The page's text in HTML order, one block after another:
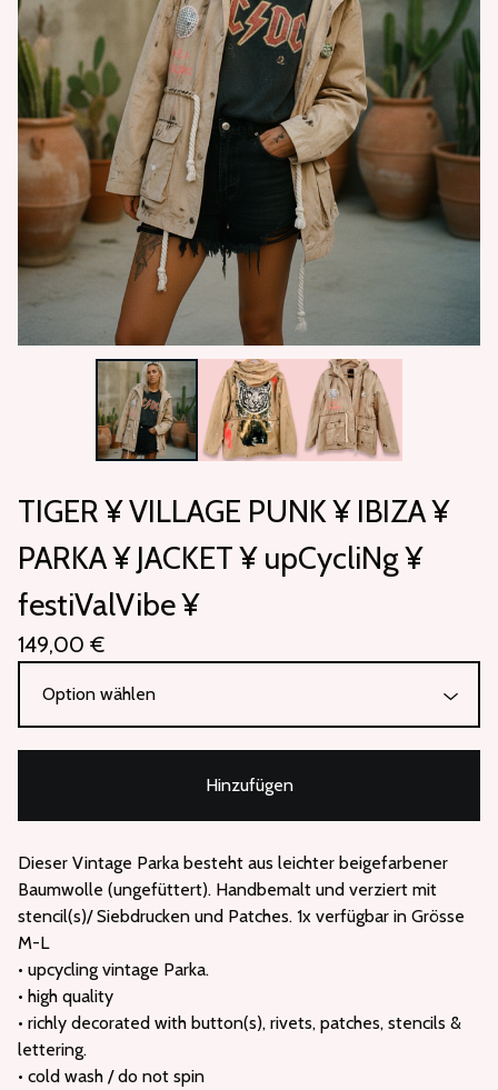
TIGER ¥ VILLAGE PUNK ¥ IBIZA ¥
PARKA ¥ JACKET ¥ upCycliNg ¥
festiValVibe ¥
149,00 €
Hinzufügen
Dieser Vintage Parka besteht aus leichter beigefarbener
Baumwolle (ungefüttert). Handbemalt und verziert mit
stencil(s)/ Siebdrucken und Patches. 1x verfügbar in Grösse
M-L
• upcycling vintage Parka.
• high quality
• richly decorated with button(s), rivets, patches, stencils &
lettering.
• cold wash / do not spin